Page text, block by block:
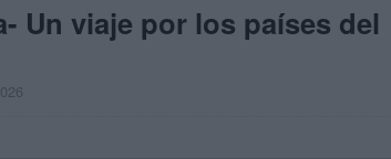
Un viaje por los países del